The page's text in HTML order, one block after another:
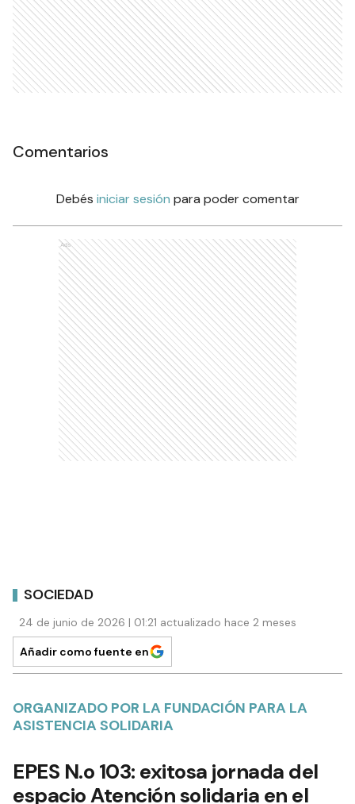
Comentarios
Debés iniciar sesión para poder comentar
Ads
SOCIEDAD
24 de junio de 2026 | 01:21 actualizado hace 2 meses
Añadir como fuente en
ORGANIZADO POR LA FUNDACIÓN PARA LA
ASISTENCIA SOLIDARIA
EPES N.o 103: exitosa jornada del
espacio Atención solidaria en el